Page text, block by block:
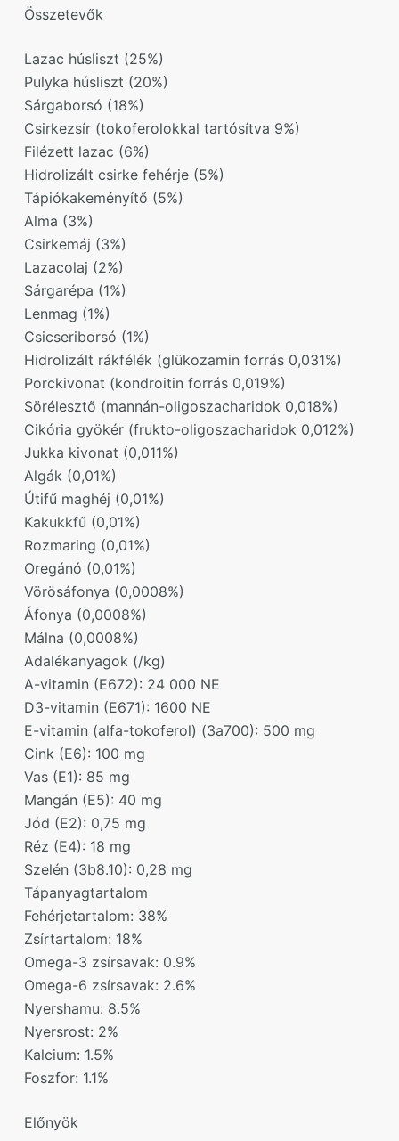
Összetevők
Lazac húsliszt (25%)
Pulyka húsliszt (20%)
Sárgaborsó (18%)
Csirkezsír (tokoferolokkal tartósítva 9%)
Filézett lazac (6%)
Hidrolizált csirke fehérje (5%)
Tápiókakeményítő (5%)
Alma (3%)
Csirkemáj (3%)
Lazacolaj (2%)
Sárgarépa (1%)
Lenmag (1%)
Csicseriborsó (1%)
Hidrolizált rákfélék (glükozamin forrás 0,031%)
Porckivonat (kondroitin forrás 0,019%)
Sörélesztő (mannán-oligoszacharidok 0,018%)
Cikória gyökér (frukto-oligoszacharidok 0,012%)
Jukka kivonat (0,011%)
Algák (0,01%)
Útifű maghéj (0,01%)
Kakukkfű (0,01%)
Rozmaring (0,01%)
Oregánó (0,01%)
Vörösáfonya (0,0008%)
Áfonya (0,0008%)
Málna (0,0008%)
Adalékanyagok (/kg)
A-vitamin (E672): 24 000 NE
D3-vitamin (E671): 1600 NE
E-vitamin (alfa-tokoferol) (3a700): 500 mg
Cink (E6): 100 mg
Vas (E1): 85 mg
Mangán (E5): 40 mg
Jód (E2): 0,75 mg
Réz (E4): 18 mg
Szelén (3b8.10): 0,28 mg
Tápanyagtartalom
Fehérjetartalom: 38%
Zsírtartalom: 18%
Omega-3 zsírsavak: 0.9%
Omega-6 zsírsavak: 2.6%
Nyershamu: 8.5%
Nyersrost: 2%
Kalcium: 1.5%
Foszfor: 1.1%
Előnyök